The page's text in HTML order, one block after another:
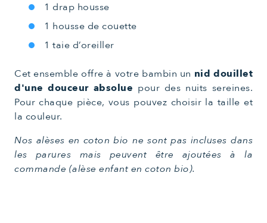
1 drap housse
1 housse de couette
1 taie d’oreiller
Cet ensemble offre à votre bambin un nid douillet
d'une douceur absolue pour des nuits sereines.
Pour chaque pièce, vous pouvez choisir la taille et
la couleur.
Nos alèses en coton bio ne sont pas incluses dans
les parures mais peuvent être ajoutées à la
commande (alèse enfant en coton bio).